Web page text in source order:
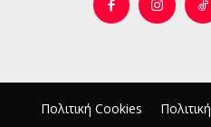
Πολιτική Cookies